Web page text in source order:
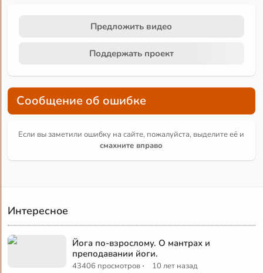
Предложить видео
Поддержать проект
Сообщение об ошибке
Если вы заметили ошибку на сайте, пожалуйста, выделите её и
смахните вправо
Интересное
Йога по-взрослому. О мантрах и
преподавании йоги.
43406 просмотров · 10 лет назад